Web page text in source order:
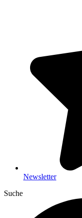
Newsletter
Suche